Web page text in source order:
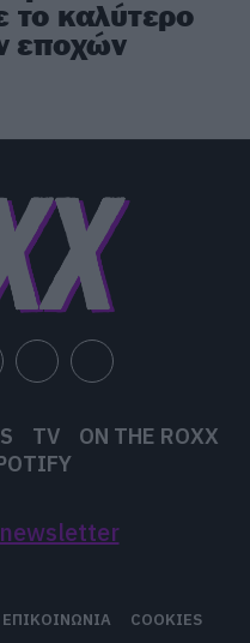
το καλύτερο
εποχών
TV
ON THE ROXX
ΕΠΙΚΟΙΝΩΝΙΑ COOKIES